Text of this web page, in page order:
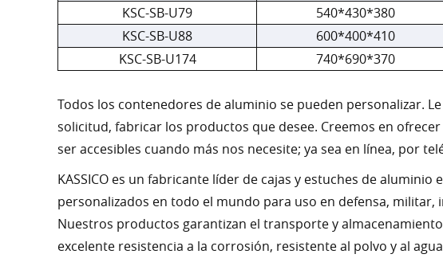
KSC-SB-U79
540*430*380
KSC-SB-U88
600*400*410
KSC-SB-U174
740*690*370
Todos los contenedores de aluminio se pueden personalizar.
solicitud, fabricar los productos que desee. Creemos en
ser accesibles cuando más nos necesite; ya sea en línea, por
KASSICO es un fabricante líder de cajas y estuches de
personalizados en todo el mundo para uso en defensa,
Nuestros productos garantizan el transporte y
excelente resistencia a la corrosión, resistente al polvo y al